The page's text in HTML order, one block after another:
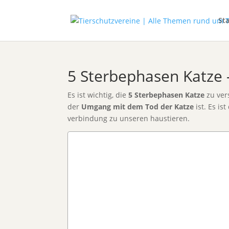
5 Sterbephasen
Es ist wichtig, die 5 Sterbephasen Katze zu
der Umgang mit dem Tod der Katze ist. Es
verbindung zu unseren haustieren.